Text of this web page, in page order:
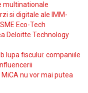
multinationale
si digitale ale IMM-
Eco-Tech
Deloitte Technology
lupa fiscului: companiile
nu vor mai putea